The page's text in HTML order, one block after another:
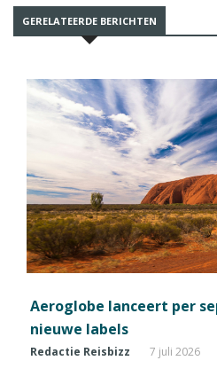
GERELATEERDE BERICHTEN
Aeroglobe lanceert per
nieuwe labels
Redactie Reisbizz 7 juli 2026